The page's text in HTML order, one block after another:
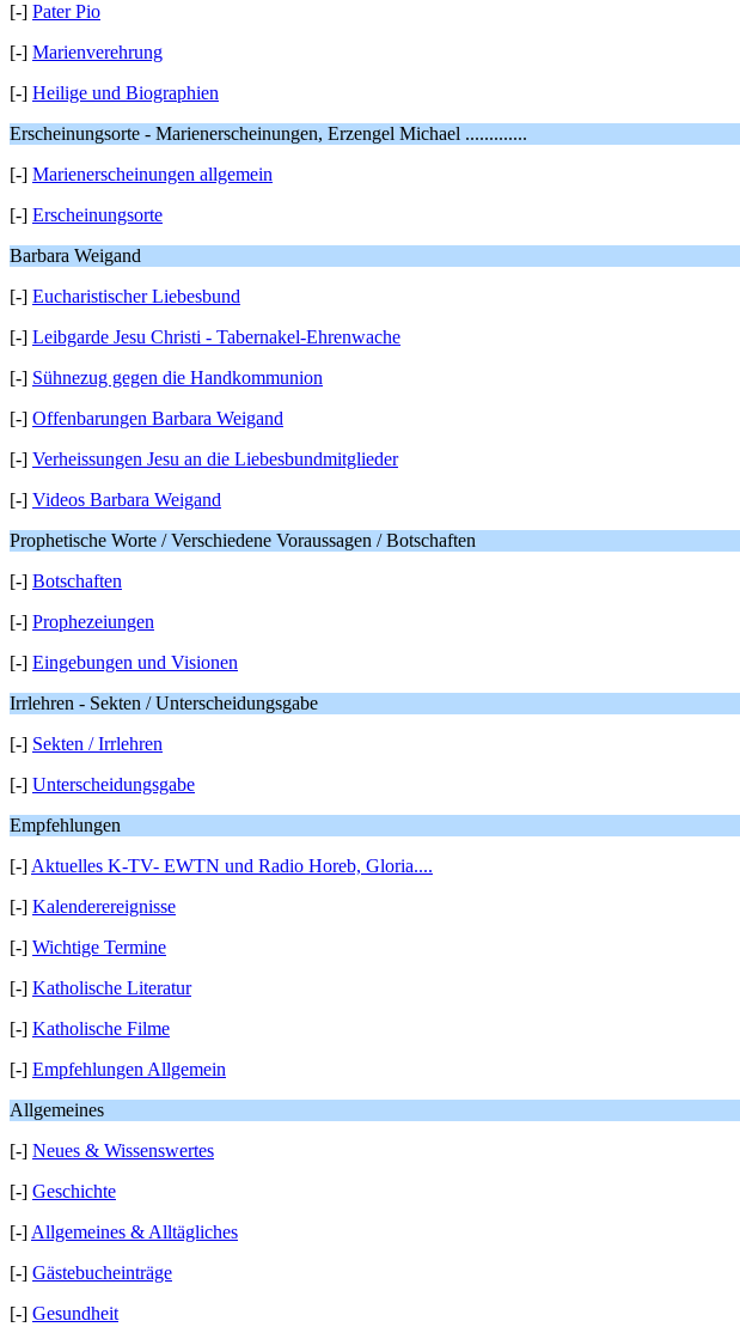
[-] Pater Pio
[-] Marienverehrung
[-] Heilige und Biographien
Erscheinungsorte - Marienerscheinungen, Erzengel Michael .............
[-] Marienerscheinungen allgemein
[-] Erscheinungsorte
Barbara Weigand
[-] Eucharistischer Liebesbund
[-] Leibgarde Jesu Christi - Tabernakel-Ehrenwache
[-] Sühnezug gegen die Handkommunion
[-] Offenbarungen Barbara Weigand
[-] Verheissungen Jesu an die Liebesbundmitglieder
[-] Videos Barbara Weigand
Prophetische Worte / Verschiedene Voraussagen / Botschaften
[-] Botschaften
[-] Prophezeiungen
[-] Eingebungen und Visionen
Irrlehren - Sekten / Unterscheidungsgabe
[-] Sekten / Irrlehren
[-] Unterscheidungsgabe
Empfehlungen
[-] Aktuelles K-TV- EWTN und Radio Horeb, Gloria....
[-] Kalenderereignisse
[-] Wichtige Termine
[-] Katholische Literatur
[-] Katholische Filme
[-] Empfehlungen Allgemein
Allgemeines
[-] Neues & Wissenswertes
[-] Geschichte
[-] Allgemeines & Alltägliches
[-] Gästebucheinträge
[-] Gesundheit